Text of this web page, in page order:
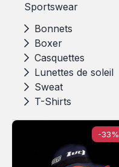
Sportswear
Bonnets
Boxer
Casquettes
Lunettes de soleil
Sweat
T-Shirts
-33%